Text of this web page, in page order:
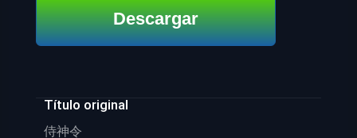
Descargar
Título original
侍神令